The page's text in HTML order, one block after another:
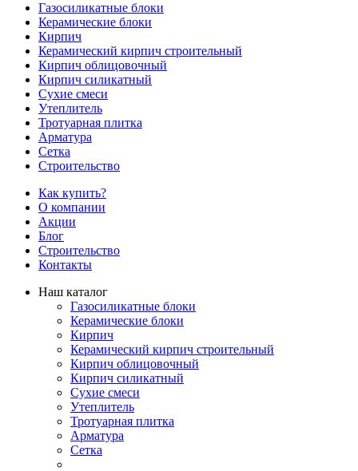
Газосиликатные блоки
Керамические блоки
Кирпич
Керамический кирпич строительный
Кирпич облицовочный
Кирпич силикатный
Сухие смеси
Утеплитель
Тротуарная плитка
Арматура
Сетка
Строительство
Как купить?
О компании
Акции
Блог
Строительство
Контакты
Наш каталог
Газосиликатные блоки
Керамические блоки
Кирпич
Керамический кирпич строительный
Кирпич облицовочный
Кирпич силикатный
Сухие смеси
Утеплитель
Тротуарная плитка
Арматура
Сетка